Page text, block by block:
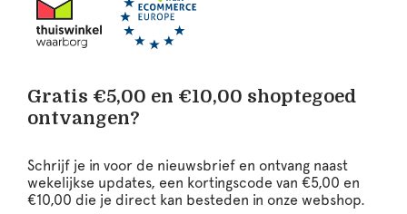
Gratis €5,00 en €10,00 shoptegoed
ontvangen?
Schrijf je in voor de nieuwsbrief en ontvang naast
wekelijkse updates, een kortingscode van €5,00 en
€10,00 die je direct kan besteden in onze webshop.